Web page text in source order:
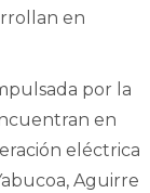
en
por la
en
eléctrica
Aguirre